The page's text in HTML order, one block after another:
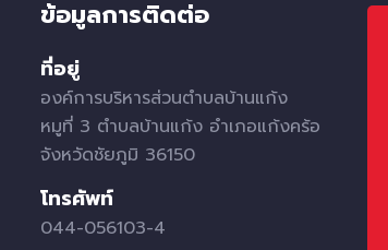
ข้อมูลการติดต่อ
ที่อยู่
องค์การบริหารส่วนตำบลบ้านแก้ง
หมูที่ 3 ตำบลบ้านแก้ง อำเภอแก้งคร้อ
จังหวัดชัยภูมิ 36150
โทรศัพท์
044-056103-4